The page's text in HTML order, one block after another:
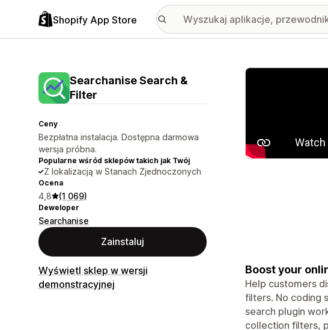
Shopify App Store
Searchanise Search &
Filter
Ceny
Bezpłatna instalacja. Dostępna darmowa
wersja próbna.
Popularne wśród sklepów takich jak Twój
Z lokalizacją w Stanach Zjednoczonych
Ocena
4,8 (1 069)
Deweloper
Searchanise
Zainstaluj
Wyświetl sklep w wersji
demonstracyjnej
Wyróżnione
Boost your
Help customers
filters. No coding
search plugin
collection filters,